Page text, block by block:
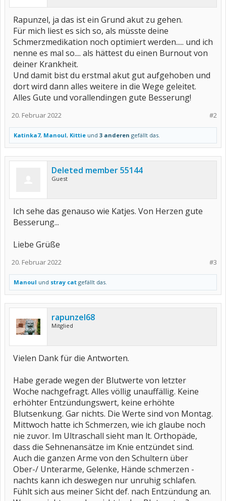
Rapunzel, ja das ist ein Grund akut zu gehen.
Für mich liest es sich so, als müsste deine
Schmerzmedikation noch optimiert werden..... und ich
nenne es mal so.... als hättest du einen Burnout von
deiner Krankheit.
Und damit bist du erstmal akut gut aufgehoben und
dort wird dann alles weitere in die Wege geleitet.
Alles Gute und vorallendingen gute Besserung!
#2
20. Februar 2022
Katinka7, Manoul, Kittie und 3 anderen gefällt das.
Deleted member 55144
Guest
Ich sehe das genauso wie Katjes. Von Herzen gute
Besserung...
Liebe Grüße
#3
20. Februar 2022
Manoul und stray cat gefällt das.
rapunzel68
Mitglied
Vielen Dank für die Antworten.
Habe gerade wegen der Blutwerte von letzter
Woche nachgefragt. Alles völlig unauffällig. Keine
erhöhter Entzündungswert, keine erhöhte
Blutsenkung. Gar nichts. Die Werte sind von Montag.
Mittwoch hatte ich Schmerzen, wie ich glaube noch
nie zuvor. Im Ultraschall sieht man lt. Orthopäde,
dass die Sehnenansätze im Knie entzündet sind.
Auch die ganzen Arme von den Schultern über
Ober-/ Unterarme, Gelenke, Hände schmerzen -
nachts kann ich deswegen nur unruhig schlafen.
Fühlt sich aus meiner Sicht def. nach Entzündung an.